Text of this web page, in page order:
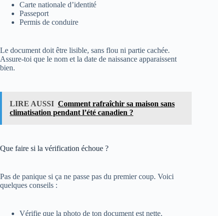
Carte nationale d’identité
Passeport
Permis de conduire
Le document doit être lisible, sans flou ni partie cachée.
Assure-toi que le nom et la date de naissance apparaissent
bien.
LIRE AUSSI Comment rafraîchir sa maison sans
climatisation pendant l’été canadien ?
Que faire si la vérification échoue ?
Pas de panique si ça ne passe pas du premier coup. Voici
quelques conseils :
Vérifie que la photo de ton document est nette.